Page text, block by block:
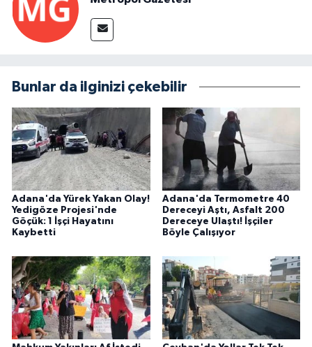
Bunlar da ilginizi çekebilir
Adana'da Yürek Yakan Olay!
Yedigöze Projesi'nde
Göçük: 1 İşçi Hayatını
Kaybetti
Adana'da Termometre 40
Dereceyi Aştı, Asfalt 200
Dereceye Ulaştı! İşçiler
Böyle Çalışıyor